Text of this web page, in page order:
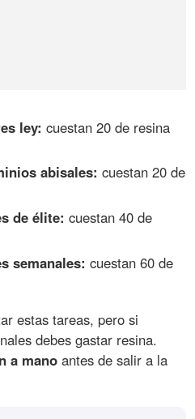
ley: cuestan 20 de resina
abisales: cuestan 20 de
de élite: cuestan 40 de
semanales: cuestan 60 de
estas tareas, pero si
debes gastar resina.
a mano antes de salir a la